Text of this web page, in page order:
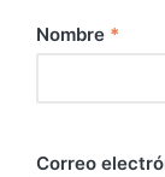
Nombre *
Correo